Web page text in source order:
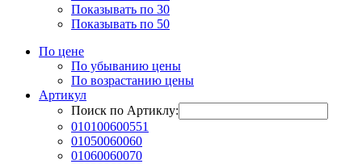
Показывать по 30
Показывать по 50
По цене
По убыванию цены
По возрастанию цены
Артикул
Поиск по Артиклу:
010100600551
01050060060
01060060070